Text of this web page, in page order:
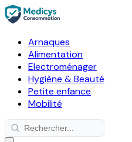
Arnaques
Alimentation
Electroménager
Hygiène & Beauté
Petite enfance
Mobilité